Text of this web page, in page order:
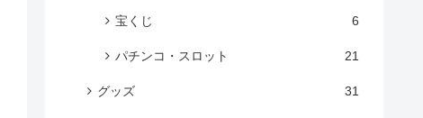
宝くじ 6
パチンコ・スロット 21
グッズ 31